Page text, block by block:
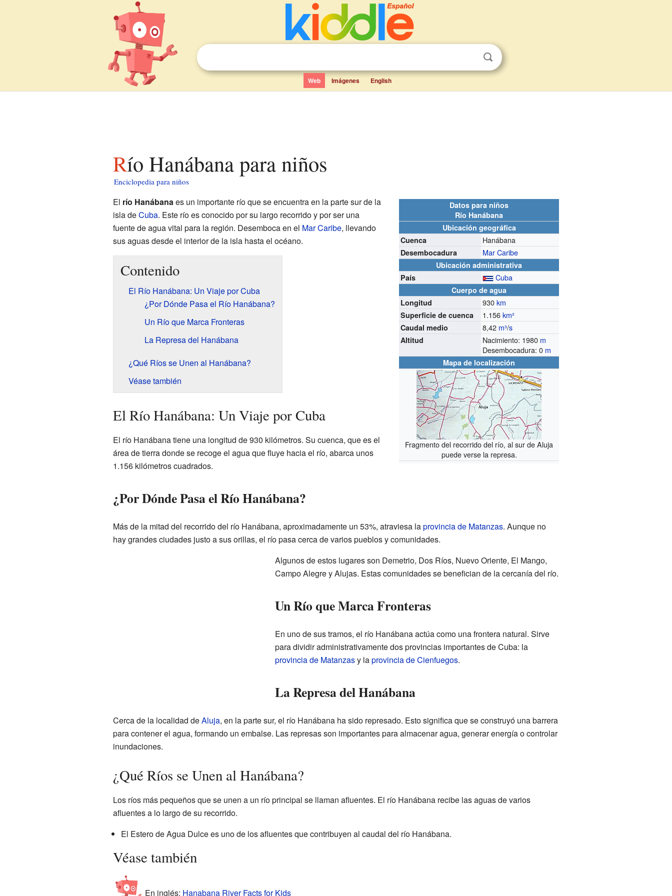
Web Imágenes English
Río Hanábana para niños
Enciclopedia para niños
Datos para niños
Río Hanábana
Ubicación geográfica
Cuenca
Hanábana
Desembocadura Mar Caribe
Ubicación administrativa
País
Cuba
Cuerpo de agua
Longitud
930km
Superficie de cuenca 1.156km²
Caudal medio 8,42 m³/s
Altitud Nacimiento: 1980 m
Desembocadura: 0 m
Mapa de localización
Fragmento del recorrido del río, al sur de Aluja
puede verse la represa.
El río Hanábanaes un importante río que se encuentra en la parte sur de la
isla deCuba. Este río es conocido por su largo recorrido y por ser una
fuente de agua vital para la región. Desemboca en el Mar Caribe, llevando
sus aguas desde el interior de la isla hasta el océano.
Contenido
El Río Hanábana: Un Viaje por Cuba
¿Por Dónde Pasa el Río Hanábana?
Un Río que Marca Fronteras
La Represa del Hanábana
¿Qué Ríos se Unen al Hanábana?
Véase también
El Río Hanábana: Un Viaje por Cuba
El río Hanábana tiene una longitud de 930 kilómetros. Su cuenca, que es el
área de tierra donde se recoge el agua que fluye hacia el río, abarca unos
1.156 kilómetros cuadrados.
¿Por Dónde Pasa el Río Hanábana?
Más de la mitad del recorrido del río Hanábana, aproximadamente un 53%, atraviesa laprovincia de Matanzas. Aunque no
hay grandes ciudades justo a sus orillas, el río pasa cerca de varios pueblos y comunidades.
Algunos de estos lugares son Demetrio, Dos Ríos, Nuevo Oriente, El Mango,
Campo Alegre y Alujas. Estas comunidades se benefician de la cercanía del río.
Un Río que Marca Fronteras
En uno de sus tramos, el río Hanábana actúa como una frontera natural. Sirve
para dividir administrativamente dos provincias importantes de Cuba: la
provincia de Matanzasy laprovincia de Cienfuegos.
La Represa del Hanábana
Cerca de la localidad deAluja, en la parte sur, el río Hanábana ha sido represado. Esto significa que se construyó una barrera
para contener el agua, formando un embalse. Las represas son importantes para almacenar agua, generar energía o controlar
inundaciones.
¿Qué Ríos se Unen al Hanábana?
Los ríos más pequeños que se unen a un río principal se llaman afluentes. El río Hanábana recibe las aguas de varios
afluentes a lo largo de su recorrido.
El Estero de Agua Dulce es uno de los afluentes que contribuyen al caudal del río Hanábana.
Véase también
En inglés: Hanabana River Facts for Kids